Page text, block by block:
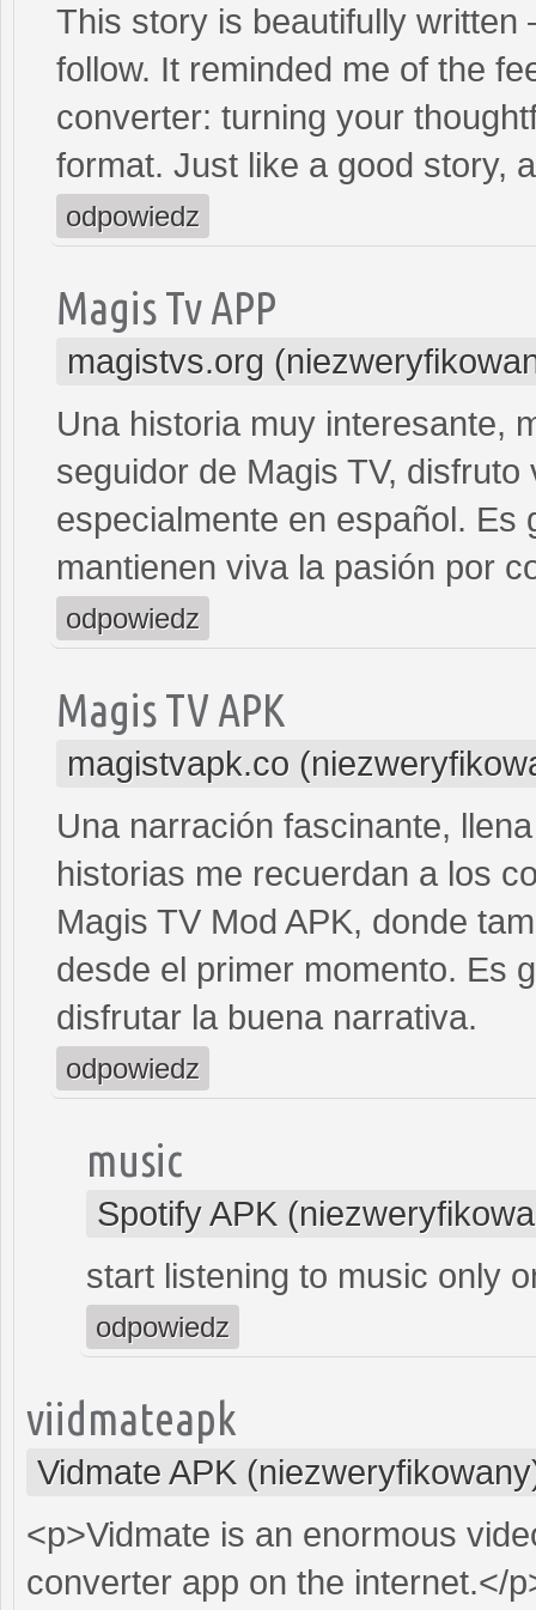
This story is beautifully
follow. It reminded me of the
converter: turning your
format. Just like a good story,
odpowiedz
Magis Tv APP
magistvs.org
Una historia muy interesante,
seguidor de Magis TV,
especialmente en español. Es
mantienen viva la pasión por
odpowiedz
Magis TV APK
magistvapk.co
Una narración fascinante,
historias me recuerdan a los
Magis TV Mod APK, donde
desde el primer momento. Es
disfrutar la buena narrativa.
odpowiedz
music
Spotify APK
start listening to music only
odpowiedz
viidmateapk
Vidmate APK
<p>Vidmate is an enormous
converter app on the internet.</